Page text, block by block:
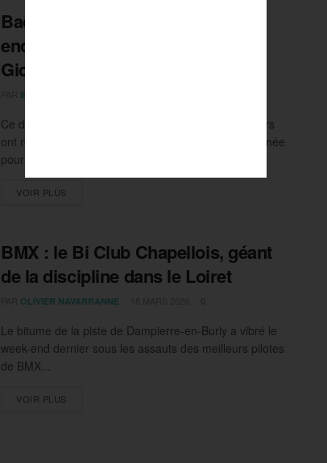
Badminton : Alex Lanier règne
encore au Masters d’Orléans,
Gicquel-Delrue vainqueur !
ETIENNE LE VAN KY
Ce dimanche 22 mars, les finales du Orléans Masters
ont rendu leur verdict... Avec une belle dernière journée
pour le...
VOIR PLUS
BMX : le Bi Club Chapellois, géant
de la discipline dans le Loiret
OLIVIER NAVARRANNE
Le bitume de la piste de Dampierre-en-Burly a vibré le
week-end dernier sous les assauts des meilleurs pilotes
de BMX...
VOIR PLUS